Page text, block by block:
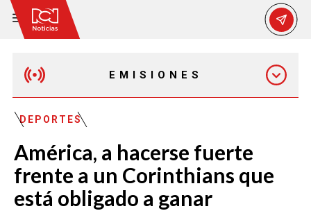
EMISIONES
EMISIÓN 12:30 PM
EMISIÓN 7:00 PM
DEPORTES
América, a hacerse fuerte
frente a un Corinthians que
está obligado a ganar